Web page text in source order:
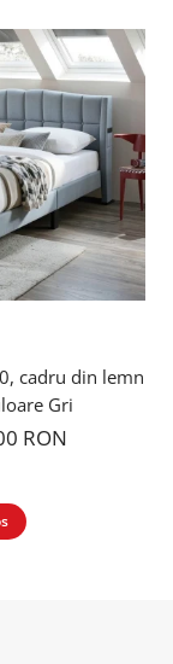
cadru din lemn
Gri
RON